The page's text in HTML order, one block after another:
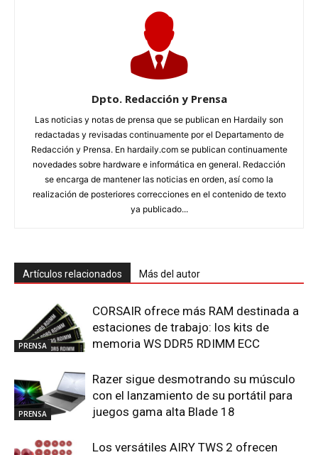
Dpto. Redacción y Prensa
Las noticias y notas de prensa que se publican en Hardaily son
redactadas y revisadas continuamente por el Departamento de
Redacción y Prensa. En hardaily.com se publican continuamente
novedades sobre hardware e informática en general. Redacción
se encarga de mantener las noticias en orden, así como la
realización de posteriores correcciones en el contenido de texto
ya publicado...
Artículos relacionados Más del autor
PRENSA
CORSAIR ofrece más RAM destinada a
estaciones de trabajo: los kits de
memoria WS DDR5 RDIMM ECC
PRENSA
Razer sigue desmotrando su músculo
con el lanzamiento de su portátil para
juegos gama alta Blade 18
Los versátiles AIRY TWS 2 ofrecen